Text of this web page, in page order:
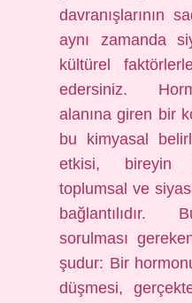
davranışlarının
aynı zamanda
kültürel
edersiniz.
alanına giren bir
bu kimyasal
etkisi, bireyin
toplumsal ve
bağlantılıdır.
sorulması
şudur: Bir
düşmesi,